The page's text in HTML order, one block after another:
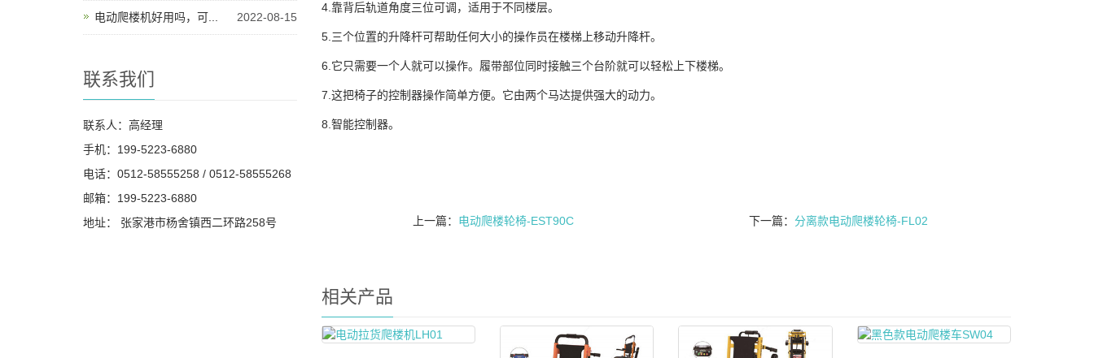
4.靠背后轨道角度三位可调，适用于不同楼层。
5.三个位置的升降杆可帮助任何大小的操作员在楼梯上移动升降杆。
6.它只需要一个人就可以操作。履带部位同时接触三个台阶就可以轻松上下楼梯。
7.这把椅子的控制器操作简单方便。它由两个马达提供强大的动力。
8.智能控制器。
上一篇： 电动爬楼轮椅-EST90C 下一篇：分离款电动爬楼轮椅-FL02
相关产品
电动爬楼机好用吗，可... 2022-08-15
联系我们
联系人：高经理
手机：199-5223-6880
电话：0512-58555258 / 0512-58555268
邮箱：199-5223-6880
地址： 张家港市杨舍镇西二环路258号